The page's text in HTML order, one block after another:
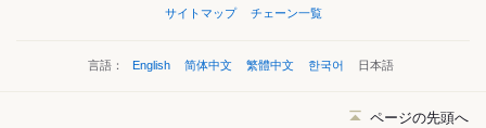
サイトマップ
チェーン一覧
言語： English 简体中文 繁體中文 한국어 日本語
ページの先頭へ